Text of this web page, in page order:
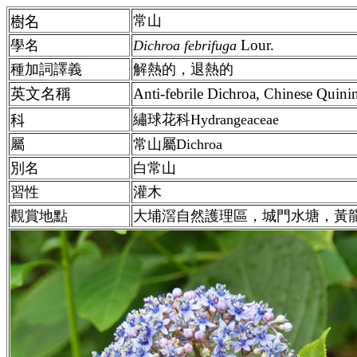
樹名
常山
學名
Dichroa febrifuga Lour.
種加詞譯義 解熱的，退熱的
英文名稱 Anti-febrile Dichroa, Chinese
科
繡球花科Hydrangeaceae
屬
常山屬Dichroa
別名
白常山
習性
灌木
觀賞地點
大埔滘自然護理區，城門水塘，黃